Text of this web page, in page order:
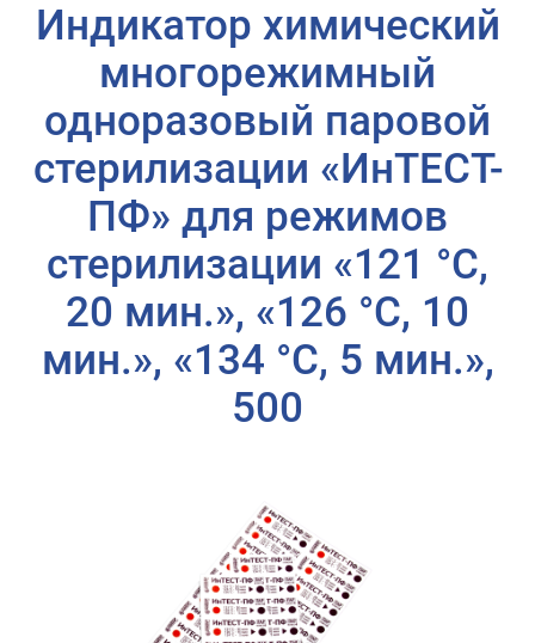
Индикатор химический
многорежимный
одноразовый паровой
стерилизации «ИнТЕСТ-
ПФ» для режимов
стерилизации «121 °C,
20 мин.», «126 °C, 10
мин.», «134 °C, 5 мин.»,
500